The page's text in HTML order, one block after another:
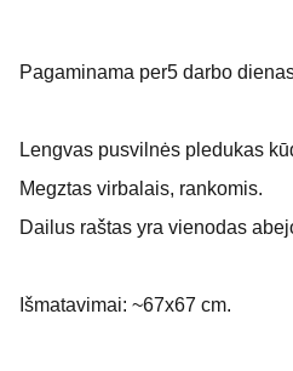
Pagaminama per5 darbo
Lengvas pusvilnės pledukas
Megztas virbalais, rankomis.
Dailus raštas yra vienodas
Išmatavimai: ~67x67 cm.